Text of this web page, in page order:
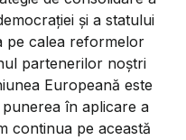
și a statului
pe calea reformelor
partenerilor noștri
Europeană este
în aplicare a
continua pe această